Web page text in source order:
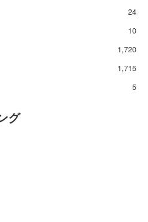
24
10
1,720
1,715
5
グ